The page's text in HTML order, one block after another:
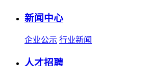
新闻中心
企业公示 行业新闻
人才招聘